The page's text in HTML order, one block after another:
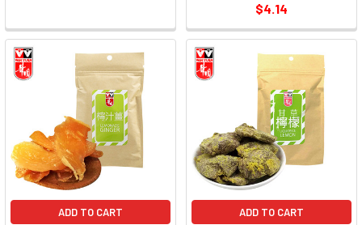
$4.14
ADD TO CART ADD TO CART